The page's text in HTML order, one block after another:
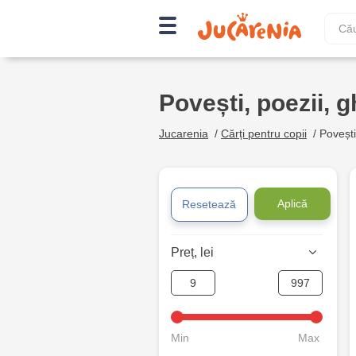
Povești, poezii,
Jucarenia / Cărți pentru copii /
Resetează Aplică
Preț, lei
Min Max